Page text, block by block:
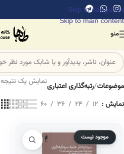
Skip to navigation
Skip to main content
منو
موضوعات/رتبه‌گذاری اعتبارینمایش یک نتیجه
نمایش 12
24
36
60
موجود نیست